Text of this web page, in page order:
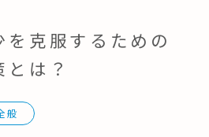
を克服するための
は？
般